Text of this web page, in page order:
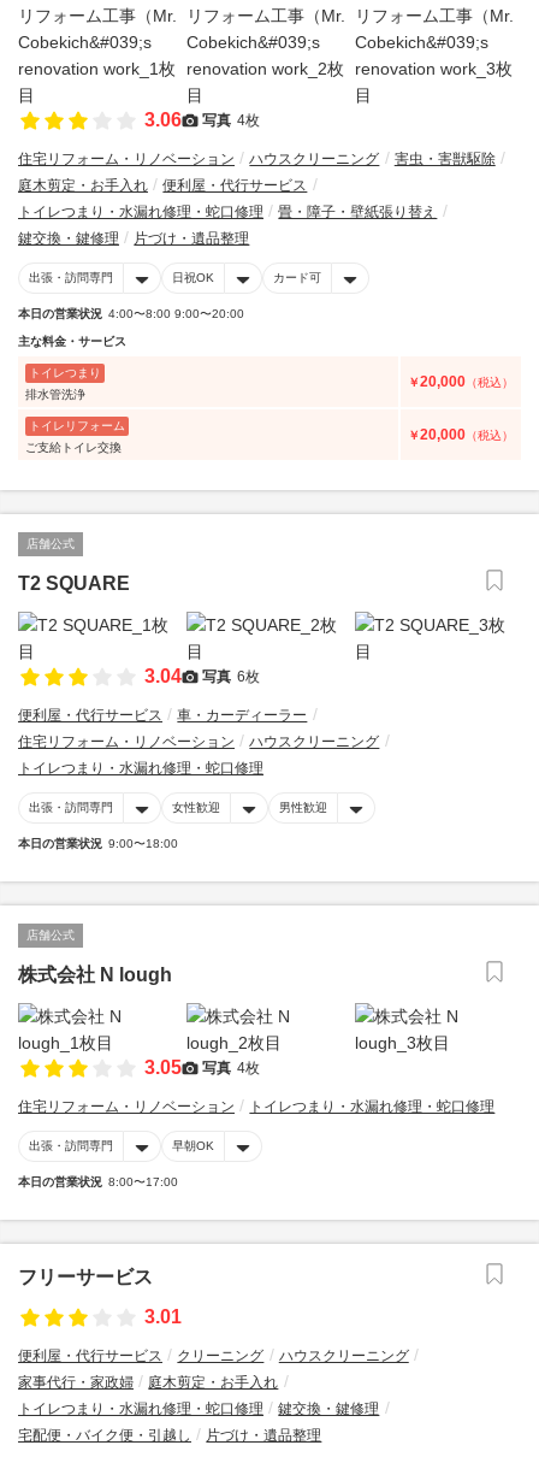
3.06 写真 4枚
住宅リフォーム・リノベーション ハウスクリーニング
害虫・害獣駆除
庭木剪定・お手入れ
便利屋・代行サービス
トイレつまり・水漏れ修理・蛇口修理
畳・障子・壁紙張り替え
鍵交換・鍵修理
片づけ・遺品整理
出張・訪問専門 日祝OK カード可
本日の営業状況 4:00〜8:00 9:00〜20:00
主な料金・サービス
トイレつまり
排水管洗浄
￥20,000 （税込）
トイレリフォーム
ご支給トイレ交換
￥20,000 （税込）
店舗公式
T2 SQUARE
3.04 写真 6枚
便利屋・代行サービス
車・カーディーラー
住宅リフォーム・リノベーション
ハウスクリーニング
トイレつまり・水漏れ修理・蛇口修理
出張・訪問専門 女性歓迎 男性歓迎
本日の営業状況 9:00〜18:00
店舗公式
株式会社 N lough
3.05 写真 4枚
住宅リフォーム・リノベーション トイレつまり・水漏れ修理・蛇口修理
出張・訪問専門 早朝OK
本日の営業状況 8:00〜17:00
フリーサービス
3.01
便利屋・代行サービス クリーニング
ハウスクリーニング
家事代行・家政婦
庭木剪定・お手入れ
トイレつまり・水漏れ修理・蛇口修理
鍵交換・鍵修理
宅配便・バイク便・引越し
片づけ・遺品整理